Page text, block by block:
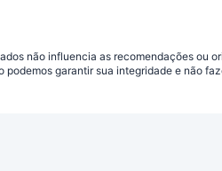
não influencia as recomendações ou
garantir sua integridade e não